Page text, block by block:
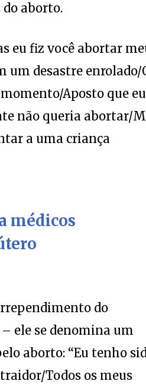
aborto.
eu fiz você abortar
um desastre enrolado/
Aposto que eu
não queria abortar/
a uma criança
médicos
do
ele se denomina um
aborto: “Eu tenho
Todos os meus